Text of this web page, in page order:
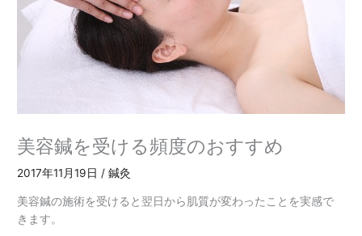
美容鍼を受ける頻度のおすすめ
2017年11月19日/鍼灸
美容鍼の施術を受けると翌日から肌質が変わったことを実感で
きます。